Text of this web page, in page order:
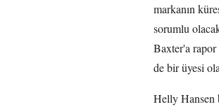
markanın
sorumlu
Baxter'a
de bir üyesi
Helly Hansen